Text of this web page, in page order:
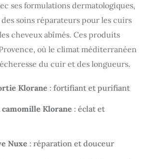
ses formulations dermatologiques,
soins réparateurs pour les cuirs
cheveux abîmés. Ces produits
où le climat méditerranéen
du cuir et des longueurs.
Klorane : fortifiant et purifiant
camomille Klorane : éclat et
Nuxe : réparation et douceur